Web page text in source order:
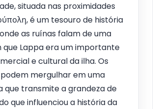
situada nas proximidades
é um tesouro de história
as ruínas falam de uma
que Lappa era um importante
e cultural da ilha. Os
mergulhar em uma
que transmite a grandeza de
que influenciou a história da